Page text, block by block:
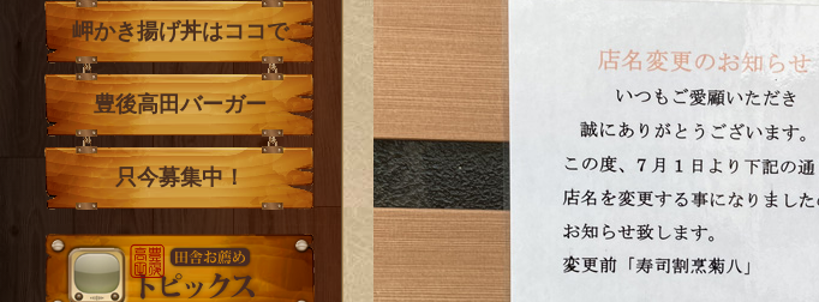
岬かき揚げ丼はココで
豊後高田バーガー
只今募集中！
トピックス